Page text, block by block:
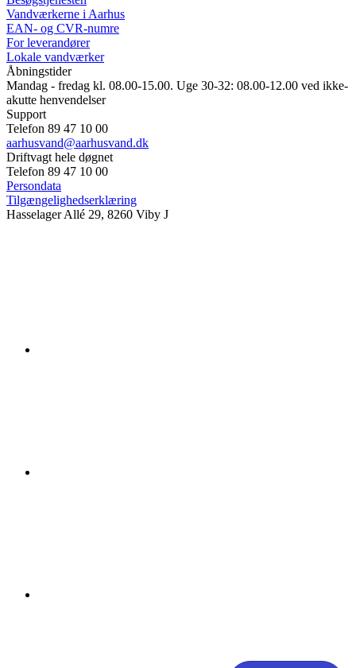
Vandværkerne i Aarhus
EAN- og CVR-numre
For leverandører
Lokale vandværker
Åbningstider
Mandag - fredag kl. 08.00-15.00. Uge 30-32: 08.00-12.00 ved ikke-
akutte henvendelser
Support
Telefon 89 47 10 00
aarhusvand@aarhusvand.dk
Driftvagt hele døgnet
Telefon 89 47 10 00
Persondata
Tilgængelighedserklæring
Hasselager Allé 29, 8260 Viby J